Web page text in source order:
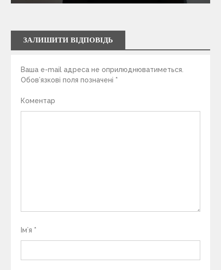
ЗАЛИШИТИ ВІДПОВІДЬ
Ваша e-mail адреса не оприлюднюватиметься.
Обов’язкові поля позначені *
Коментар
Ім’я *